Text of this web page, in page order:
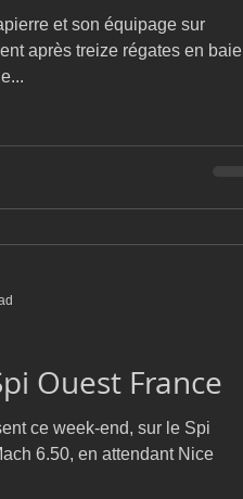
et son équipage sur
après treize régates en baie
Ouest France
ce week-end, sur le Spi
6.50, en attendant Nice